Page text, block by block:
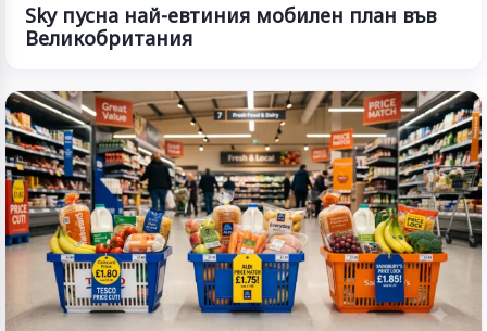
Sky пусна най-евтиния мобилен план във
Великобритания